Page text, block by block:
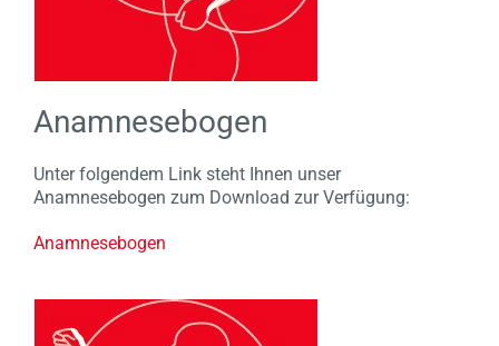
Anamnesebogen
Unter folgendem Link steht Ihnen unser
Anamnesebogen zum Download zur Verfügung:
Anamnesebogen